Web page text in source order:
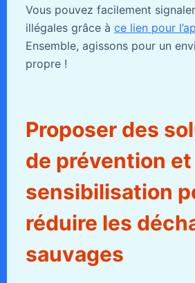
Vous pouvez facilement
illégales grâce à ce lien pour
Ensemble, agissons pour un
propre !
Proposer des
de prévention et
sensibilisation
réduire les
sauvages